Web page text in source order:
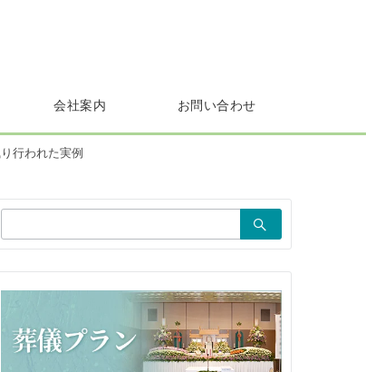
会社案内 お問い合わせ
行われた実例
索：